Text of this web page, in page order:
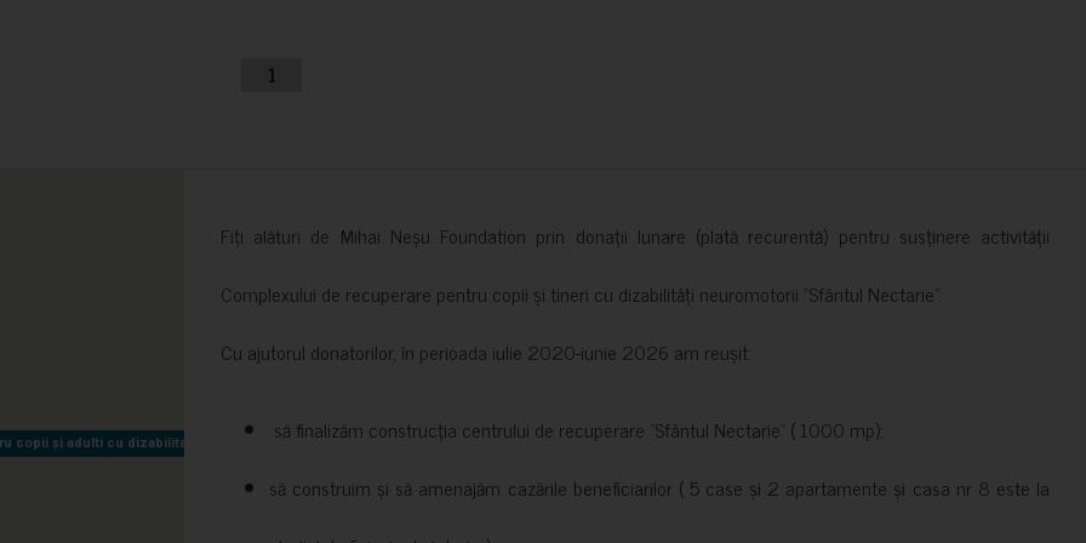
1
copii și adulti cu dizabilitati neuromotorii Sfântul Nectarie
copii și adulti cu dizabilitati neuromotorii Sfântul Nectarie
Fiți alături de Mihai Neșu Foundation prin donații lunare (plată recurentă) pentru susținere activității
Complexului de recuperare pentru copii și tineri cu dizabilități neuromotorii ”Sfântul Nectarie”.
Cu ajutorul donatorilor, în perioada iulie 2020-iunie 2026 am reușit:
să finalizăm construcția centrului de recuperare ”Sfântul Nectarie” ( 1000 mp);
să construim și să amenajăm cazările beneficiarilor ( 5 case și 2 apartamente și casa nr 8 este la